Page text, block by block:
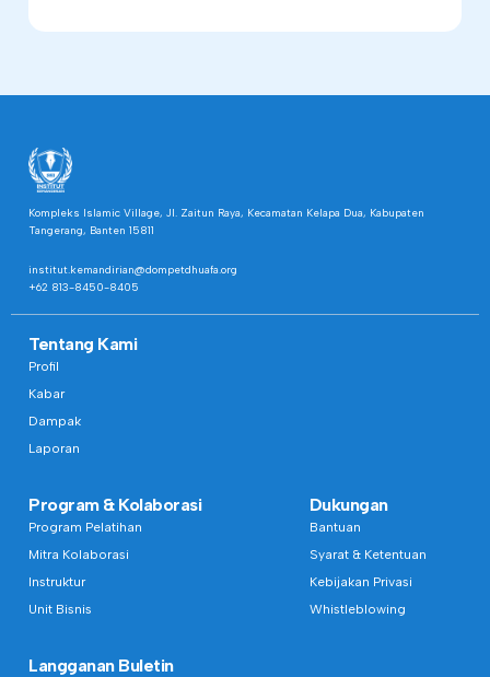
Kompleks Islamic Village, Jl. Zaitun Raya, Kecamatan Kelapa Dua, Kabupaten
Tangerang, Banten 15811
institut.kemandirian@dompetdhuafa.org
+62 813-8450-8405
Tentang Kami
Profil
Kabar
Dampak
Laporan
Program & Kolaborasi
Program Pelatihan
Mitra Kolaborasi
Instruktur
Unit Bisnis
Dukungan
Bantuan
Syarat & Ketentuan
Kebijakan Privasi
Whistleblowing
Langganan Buletin